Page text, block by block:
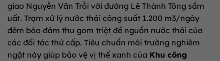
giao Nguyễn Văn Trỗi với đường Lê Thánh Tông sầm
uất. Trạm xử lý nước thải công suất 1.200 m3/ngày
đêm bảo đảm thu gom triệt để nguồn nước thải của
các đối tác thứ cấp. Tiêu chuẩn môi trường nghiêm
ngặt này giúp bảo vệ vị thế xanh của Khu công